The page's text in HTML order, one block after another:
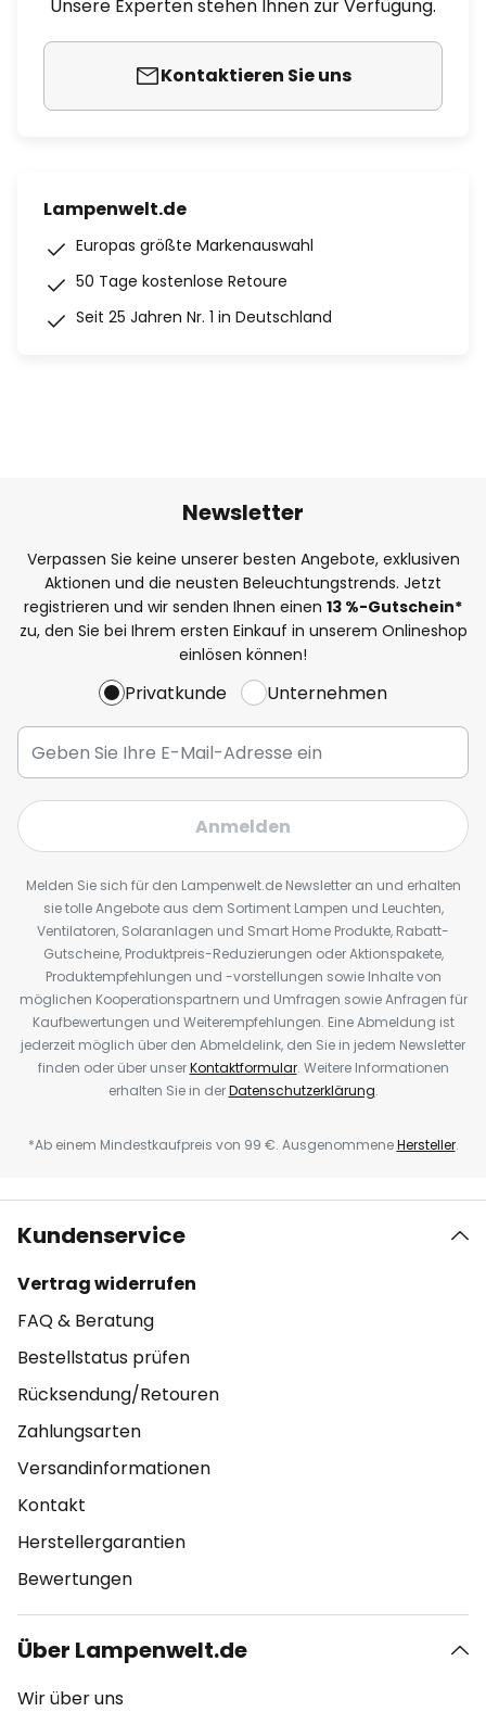
Unsere Experten stehen Ihnen zur Verfügung.
Kontaktieren Sie uns
Lampenwelt.de
Europas größte Markenauswahl
50 Tage kostenlose Retoure
Seit 25 Jahren Nr. 1 in Deutschland
Newsletter
Verpassen Sie keine unserer besten Angebote, exklusiven
Aktionen und die neusten Beleuchtungstrends. Jetzt
registrieren und wir senden Ihnen einen 13 %-Gutschein*
zu, den Sie bei Ihrem ersten Einkauf in unserem Onlineshop
einlösen können!
Privatkunde Unternehmen
Anmelden
Melden Sie sich für den Lampenwelt.de Newsletter an und erhalten
sie tolle Angebote aus dem Sortiment Lampen und Leuchten,
Ventilatoren, Solaranlagen und Smart Home Produkte, Rabatt-
Gutscheine, Produktpreis-Reduzierungen oder Aktionspakete,
Produktempfehlungen und -vorstellungen sowie Inhalte von
möglichen Kooperationspartnern und Umfragen sowie Anfragen für
Kaufbewertungen und Weiterempfehlungen. Eine Abmeldung ist
jederzeit möglich über den Abmeldelink, den Sie in jedem Newsletter
finden oder über unserKontaktformular. Weitere Informationen
erhalten Sie in derDatenschutzerklärung.
*Ab einem Mindestkaufpreis von 99 €. AusgenommeneHersteller.
Kundenservice
Vertrag widerrufen
FAQ & Beratung
Bestellstatus prüfen
Rücksendung/Retouren
Zahlungsarten
Versandinformationen
Kontakt
Herstellergarantien
Bewertungen
Über Lampenwelt.de
Wir über uns